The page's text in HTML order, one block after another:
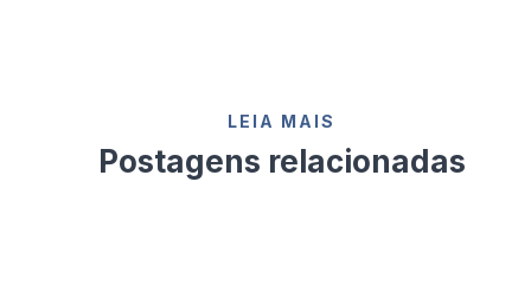
LEIA MAIS
Postagens relacionadas